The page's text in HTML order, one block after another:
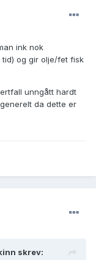
ink nok
og gir olje/fet fisk
unngått hardt
da dette er
skrev: